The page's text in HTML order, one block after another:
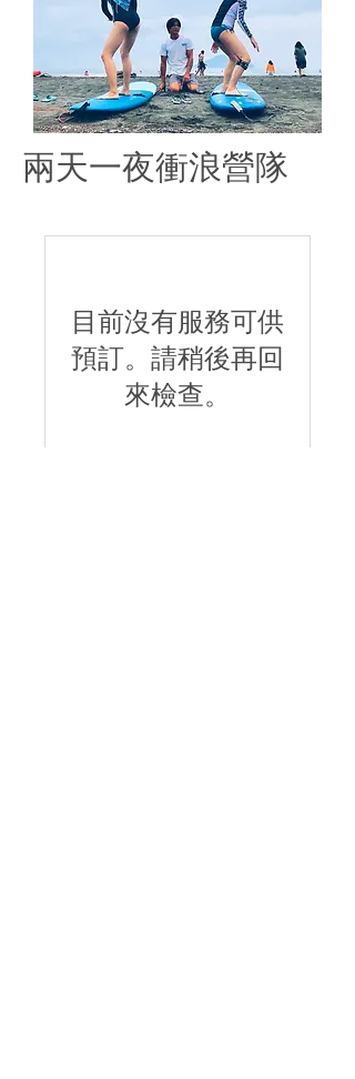
兩天一夜衝浪營隊
目前沒有服務可供
預訂。請稍後再回
來檢查。